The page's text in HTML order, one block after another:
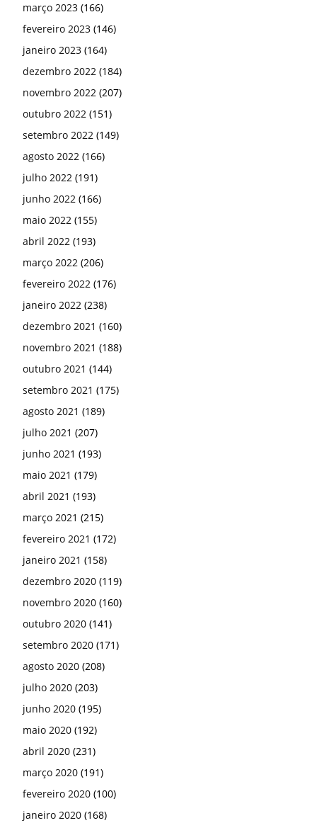
março 2023 (166)
fevereiro 2023 (146)
janeiro 2023 (164)
dezembro 2022 (184)
novembro 2022 (207)
outubro 2022 (151)
setembro 2022 (149)
agosto 2022 (166)
julho 2022 (191)
junho 2022 (166)
maio 2022 (155)
abril 2022 (193)
março 2022 (206)
fevereiro 2022 (176)
janeiro 2022 (238)
dezembro 2021 (160)
novembro 2021 (188)
outubro 2021 (144)
setembro 2021 (175)
agosto 2021 (189)
julho 2021 (207)
junho 2021 (193)
maio 2021 (179)
abril 2021 (193)
março 2021 (215)
fevereiro 2021 (172)
janeiro 2021 (158)
dezembro 2020 (119)
novembro 2020 (160)
outubro 2020 (141)
setembro 2020 (171)
agosto 2020 (208)
julho 2020 (203)
junho 2020 (195)
maio 2020 (192)
abril 2020 (231)
março 2020 (191)
fevereiro 2020 (100)
janeiro 2020 (168)